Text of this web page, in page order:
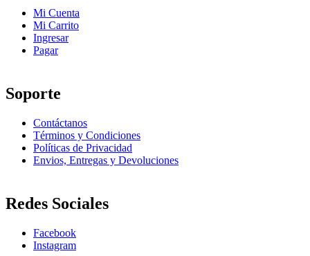
Mi Cuenta
Mi Carrito
Ingresar
Pagar
Soporte
Contáctanos
Términos y Condiciones
Políticas de Privacidad
Envios, Entregas y Devoluciones
Redes Sociales
Facebook
Instagram